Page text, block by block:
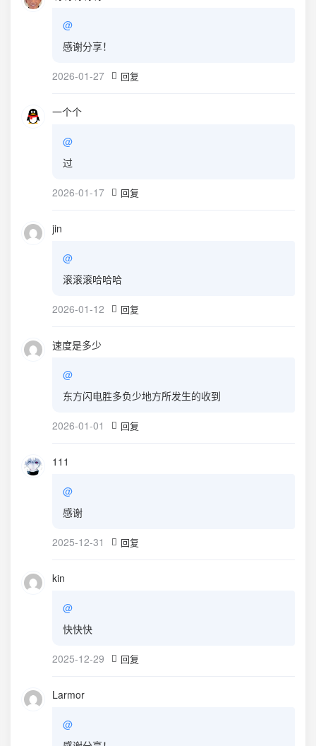
@
感谢分享！
2026-01-27 回复
一个个
@
过
2026-01-17 回复
jin
@
滚滚滚哈哈哈
2026-01-12 回复
速度是多少
@
东方闪电胜多负少地方所发生的收到
2026-01-01 回复
111
@
感谢
2025-12-31 回复
kin
@
快快快
2025-12-29 回复
Larmor
@